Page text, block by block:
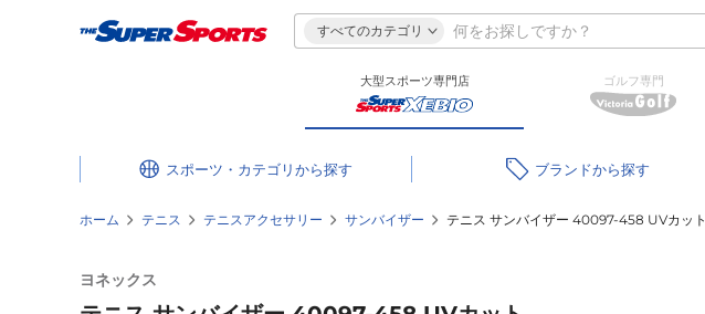
すべてのカテゴリ
大型スポーツ専門店 ゴルフ専門
スポーツ・カテゴリ ブランド
ホーム テニス テニスアクセサリー サンバイザー テニス サンバイザー 40097-458 UVカット
ヨネックス